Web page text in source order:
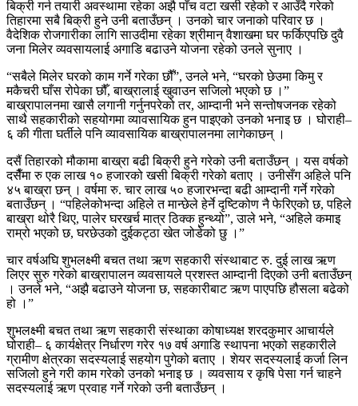
बिक्री गर्न तयारी अवस्थामा रहेका अझै पाँच वटा खसी रहेको र आउँदै गरेको
तिहारमा सबै बिक्री हुने उनी बताउँछन् । उनको चार जनाको परिवार छ ।
वैदेशिक रोजगारीका लागि साउदीमा रहेका श्रीमान् वैशाखमा घर फर्किएपछि दुवै
जना मिलेर व्यवसायलाई अगाडि बढाउने योजना रहेको उनले सुनाए ।
“सबैले मिलेर घरको काम गर्ने गरेका छौँ”, उनले भने, “घरको छेउमा किमु र
मकैचरी घाँस रोपेका छौँ, बाख्रालाई खुवाउन सजिलो भएको छ ।”
बाख्रापालनमा खासै लगानी गर्नुनपरेको तर, आम्दानी भने सन्तोषजनक रहेको
साथै सहकारीको सहयोगमा व्यावसायिक हुन पाइएको उनको भनाइ छ । घोराही–
६ की गीता घर्तीले पनि व्यावसायिक बाख्रापालनमा लागेकाछन् ।
दसैं तिहारको मौकामा बाख्रा बढी बिक्री हुने गरेको उनी बताउँछन् । यस वर्षको
दसैँमा रु एक लाख १० हजारको खसी बिक्री गरेको बताए । उनीसँग अहिले पनि
४५ बाख्रा छन् । वर्षमा रु. चार लाख ५० हजारभन्दा बढी आम्दानी गर्ने गरेको
बताउँछन् । “पहिलेकोभन्दा अहिले त मान्छेले हेर्ने दृष्टिकोण नै फेरिएको छ, पहिले
बाख्रा थोरै थिए, पालेर घरखर्च मात्र ठिक्क हुन्थ्यो”, उाले भने, “अहिले कमाइ
राम्रो भएको छ, घरछेउको दुईकट्ठा खेत जोडेको छु ।”
चार वर्षअघि शुभलक्ष्मी बचत तथा ऋण सहकारी संस्थाबाट रु. दुई लाख ऋण
लिएर सुरु गरेको बाख्रापालन व्यवसायले प्रशस्त आम्दानी दिएको उनी बताउँछन्
। उनले भने, “अझै बढाउने योजना छ, सहकारीबाट ऋण पाएपछि हौसला बढेको
हो ।”
शुभलक्ष्मी बचत तथा ऋण सहकारी संस्थाका कोषाध्यक्ष शरदकुमार आचार्यले
घोराही– ६ कार्यक्षेत्र निर्धारण गरेर १७ वर्ष अगाडि स्थापना भएको सहकारीले
ग्रामीण क्षेत्रका सदस्यलाई सहयोग पुगेको बताए । शेयर सदस्यलाई कर्जा लिन
सजिलो हुने गरी काम गरेको उनको भनाइ छ । व्यवसाय र कृषि पेसा गर्न चाहने
सदस्यलाई ऋण प्रवाह गर्ने गरेको उनी बताउँछन् ।